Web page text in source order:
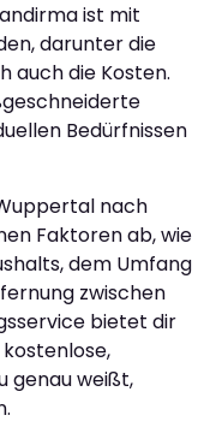
ist mit
darunter die
auch die Kosten.
Bedürfnissen
nach
Faktoren ab, wie
dem Umfang
zwischen
bietet dir
genau weißt,